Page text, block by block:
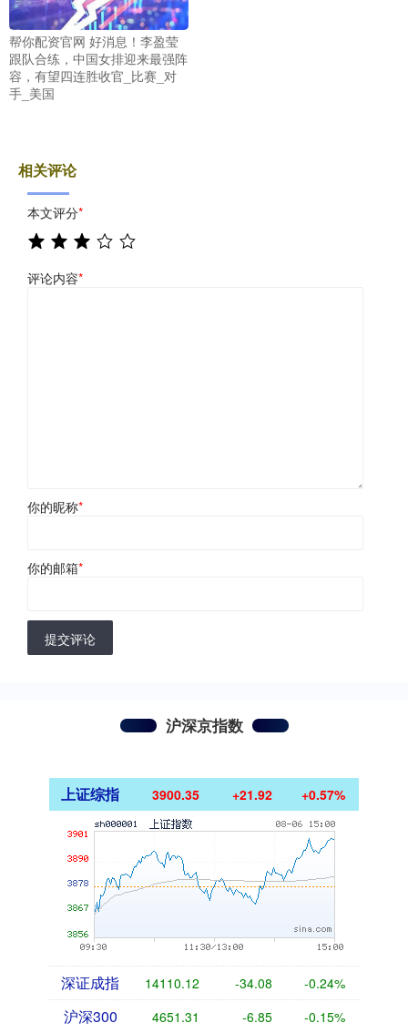
帮你配资官网 好消息！李盈莹
跟队合练，中国女排迎来最强阵
容，有望四连胜收官_比赛_对
手_美国
相关评论
本文评分*
评论内容*
你的昵称*
你的邮箱*
提交评论
沪深京指数
上证综指 3900.35 +21.92 +0.57%
深证成指 14110.12 -34.08 -0.24%
沪深300 4651.31 -6.85 -0.15%